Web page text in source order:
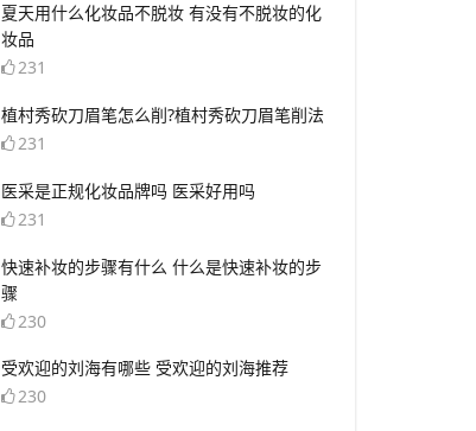
​夏天用什么化妆品不脱妆 有没有不脱妆的化
妆品
231
​植村秀砍刀眉笔怎么削?植村秀砍刀眉笔削法
231
​医采是正规化妆品牌吗 医采好用吗
231
​快速补妆的步骤有什么 什么是快速补妆的步
骤
230
​受欢迎的刘海有哪些 受欢迎的刘海推荐
230